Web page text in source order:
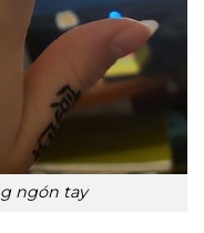
ngón tay